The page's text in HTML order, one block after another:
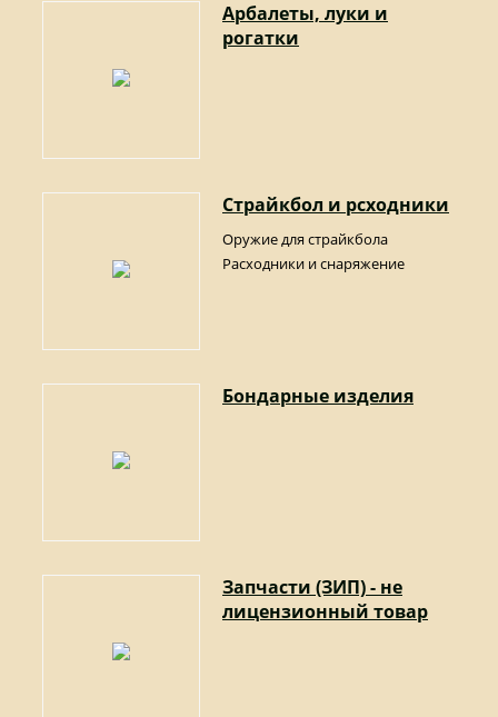
Арбалеты, луки и
рогатки
Страйкбол и рсходники
Оружие для страйкбола
Расходники и снаряжение
Бондарные изделия
Запчасти (ЗИП) - не
лицензионный товар